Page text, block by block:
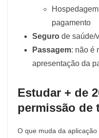
pagamento
Seguro de saúde/
Passagem: não é
apresentação da
Estudar + de
permissão de
O que muda da